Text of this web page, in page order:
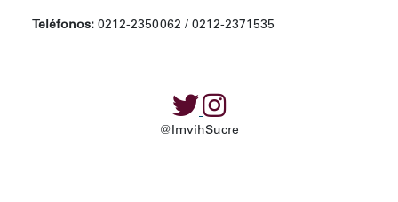
Teléfonos: 0212-2350062 / 0212-2371535
@ImvihSucre